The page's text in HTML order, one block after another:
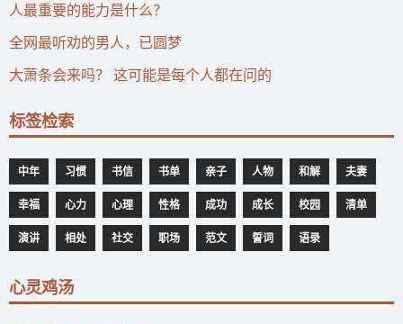
人最重要的能力是什么？
全网最听劝的男人，已圆梦
大萧条会来吗？ 这可能是每个人都在问的
标签检索
中年 习惯 书信 书单 亲子 人物 和解 夫妻
幸福 心力 心理 性格 成功 成长 校园 清单
演讲 相处 社交 职场 范文 誓词 语录
心灵鸡汤